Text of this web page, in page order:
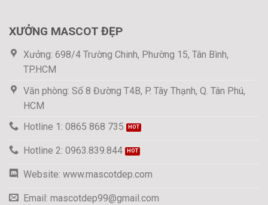
XƯỞNG MASCOT ĐẸP
Xưởng: 698/4 Trường Chinh, Phường 15, Tân Bình,
TP.HCM
Văn phòng: Số 8 Đường T4B, P. Tây Thạnh, Q. Tân Phú,
HCM
Hotline 1: 0865 868 735
Hotline 2: 0963.839.844
Website: www.mascotdep.com
Email: mascotdep99@gmail.com